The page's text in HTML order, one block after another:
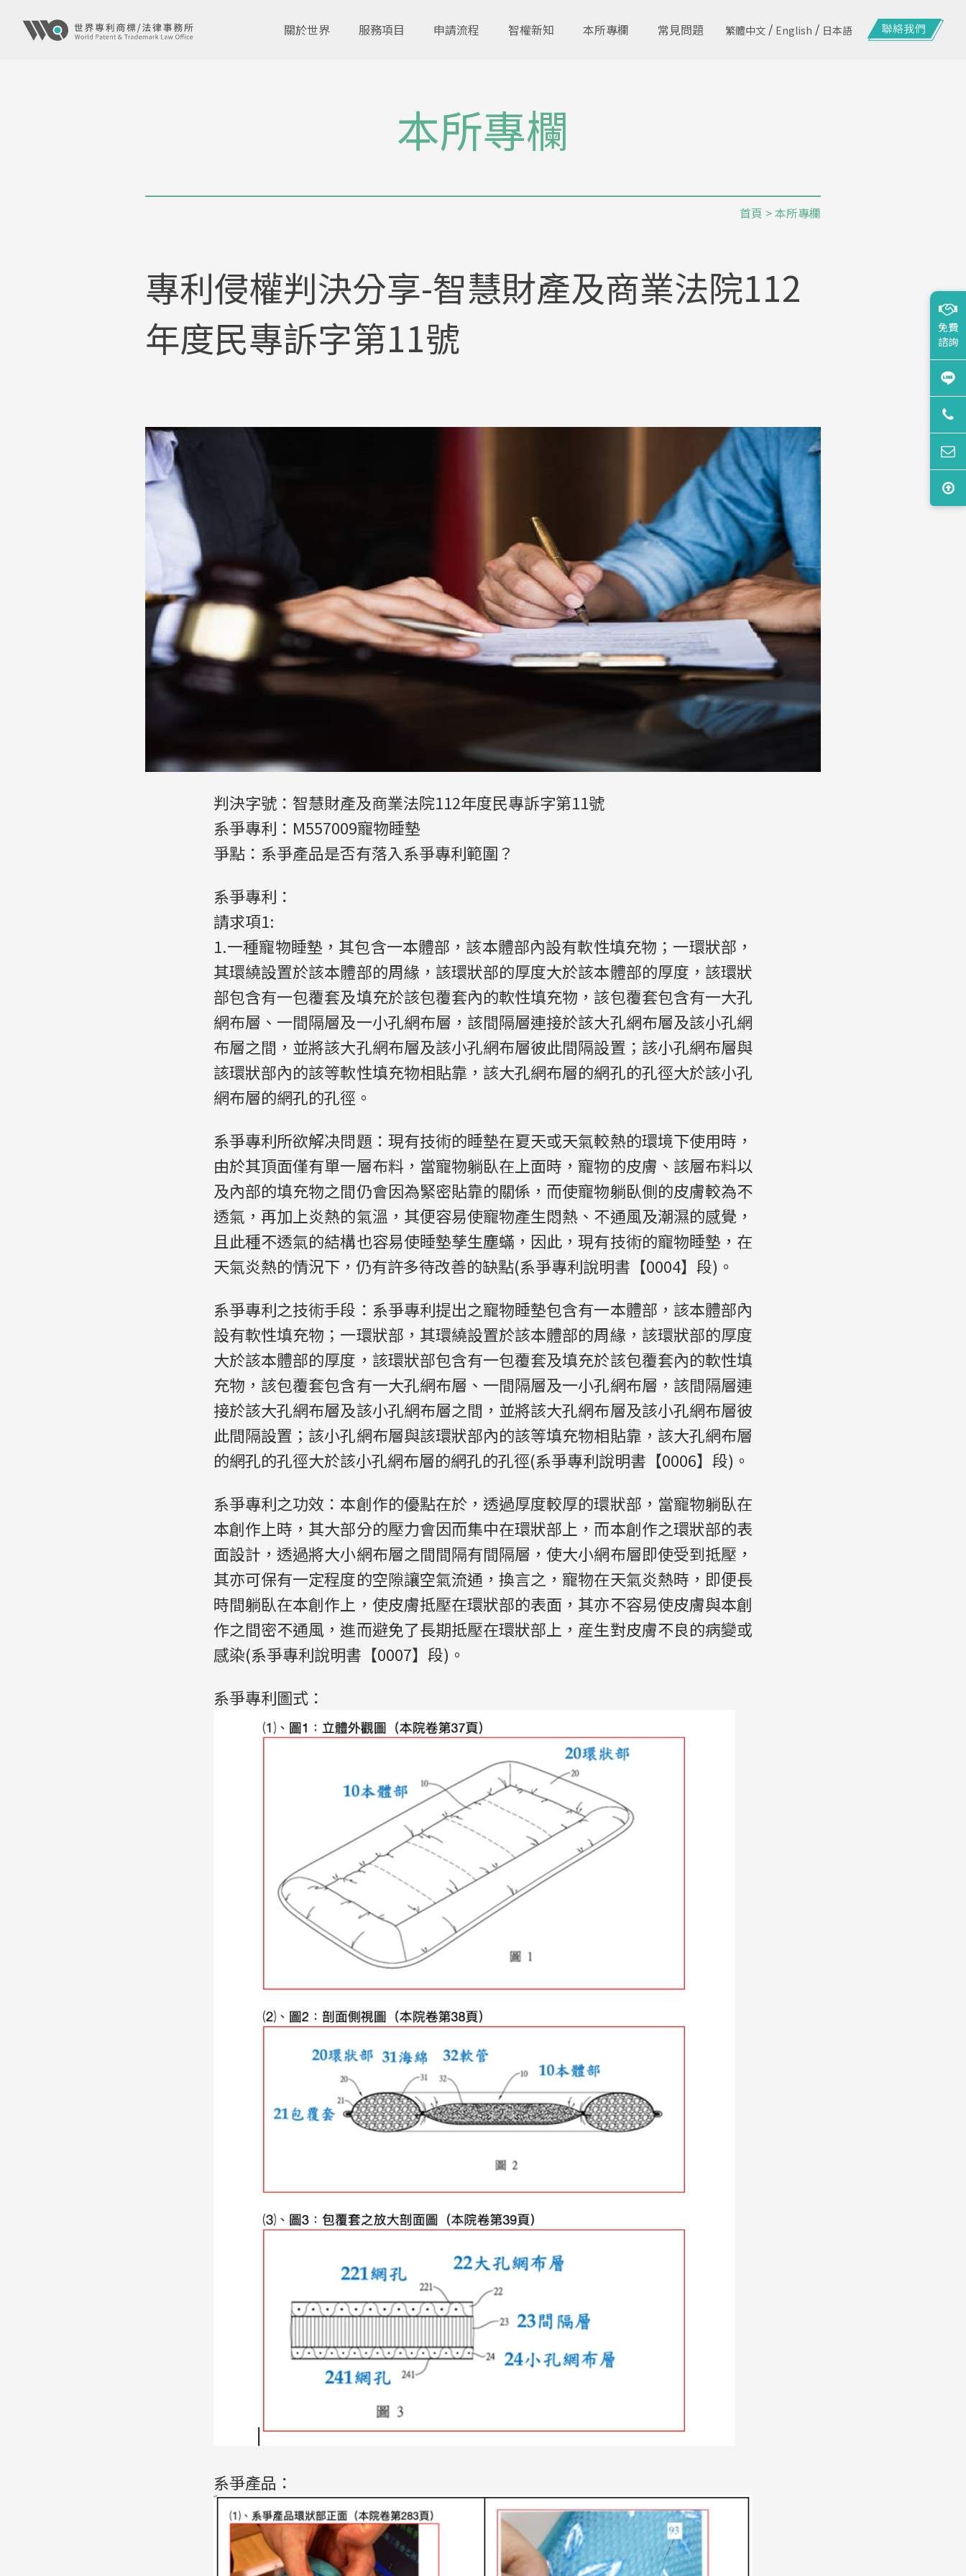
關於世界 服務項目 申請流程 智權新知 本所專欄 常見問題 繁體中文 / English / 日本語
本所專欄
首頁 >本所專欄
專利侵權判決分享-智慧財產及商業法院112
年度民專訴字第11號
判決字號：智慧財產及商業法院112年度民專訴字第11號
系爭專利：M557009寵物睡墊
爭點：系爭產品是否有落入系爭專利範圍？
系爭專利：
請求項1:
1.一種寵物睡墊，其包含一本體部，該本體部內設有軟性填充物；一環狀部，
其環繞設置於該本體部的周緣，該環狀部的厚度大於該本體部的厚度，該環狀
部包含有一包覆套及填充於該包覆套內的軟性填充物，該包覆套包含有一大孔
網布層、一間隔層及一小孔網布層，該間隔層連接於該大孔網布層及該小孔網
布層之間，並將該大孔網布層及該小孔網布層彼此間隔設置；該小孔網布層與
該環狀部內的該等軟性填充物相貼靠，該大孔網布層的網孔的孔徑大於該小孔
網布層的網孔的孔徑。
系爭專利所欲解决問題：現有技術的睡墊在夏天或天氣較熱的環境下使用時，
由於其頂面僅有單一層布料，當寵物躺臥在上面時，寵物的皮膚、該層布料以
及內部的填充物之間仍會因為緊密貼靠的關係，而使寵物躺臥側的皮膚較為不
透氣，再加上炎熱的氣溫，其便容易使寵物產生悶熱、不通風及潮濕的感覺，
且此種不透氣的結構也容易使睡墊孳生塵蟎，因此，現有技術的寵物睡墊，在
天氣炎熱的情況下，仍有許多待改善的缺點(系爭專利說明書【0004】段)。
系爭專利之技術手段：系爭專利提出之寵物睡墊包含有一本體部，該本體部內
設有軟性填充物；一環狀部，其環繞設置於該本體部的周緣，該環狀部的厚度
大於該本體部的厚度，該環狀部包含有一包覆套及填充於該包覆套內的軟性填
充物，該包覆套包含有一大孔網布層、一間隔層及一小孔網布層，該間隔層連
接於該大孔網布層及該小孔網布層之間，並將該大孔網布層及該小孔網布層彼
此間隔設置；該小孔網布層與該環狀部內的該等填充物相貼靠，該大孔網布層
的網孔的孔徑大於該小孔網布層的網孔的孔徑(系爭專利說明書【0006】段)。
系爭專利之功效：本創作的優點在於，透過厚度較厚的環狀部，當寵物躺臥在
本創作上時，其大部分的壓力會因而集中在環狀部上，而本創作之環狀部的表
面設計，透過將大小網布層之間間隔有間隔層，使大小網布層即使受到抵壓，
其亦可保有一定程度的空隙讓空氣流通，換言之，寵物在天氣炎熱時，即便長
時間躺臥在本創作上，使皮膚抵壓在環狀部的表面，其亦不容易使皮膚與本創
作之間密不通風，進而避免了長期抵壓在環狀部上，産生對皮膚不良的病變或
感染(系爭專利說明書【0007】段)。
系爭專利圖式：
系爭產品：
免費
諮詢